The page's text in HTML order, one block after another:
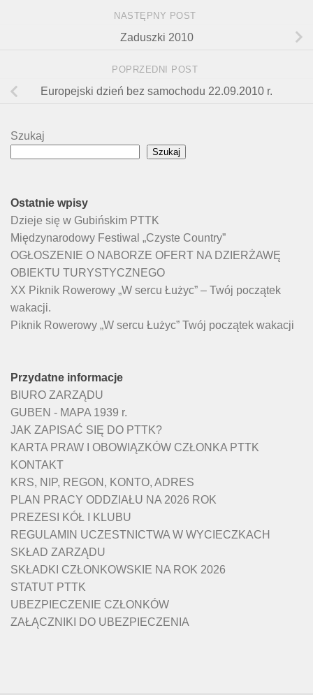
NASTĘPNY POST
Zaduszki 2010
POPRZEDNI POST
Europejski dzień bez samochodu 22.09.2010 r.
Szukaj
Szukaj
Ostatnie wpisy
Dzieje się w Gubińskim PTTK
Międzynarodowy Festiwal „Czyste Country”
OGŁOSZENIE O NABORZE OFERT NA DZIERŻAWĘ
OBIEKTU TURYSTYCZNEGO
XX Piknik Rowerowy „W sercu Łużyc” – Twój początek
wakacji.
Piknik Rowerowy „W sercu Łużyc” Twój początek wakacji
Przydatne informacje
BIURO ZARZĄDU
GUBEN - MAPA 1939 r.
JAK ZAPISAĆ SIĘ DO PTTK?
KARTA PRAW I OBOWIĄZKÓW CZŁONKA PTTK
KONTAKT
KRS, NIP, REGON, KONTO, ADRES
PLAN PRACY ODDZIAŁU NA 2026 ROK
PREZESI KÓŁ I KLUBU
REGULAMIN UCZESTNICTWA W WYCIECZKACH
SKŁAD ZARZĄDU
SKŁADKI CZŁONKOWSKIE NA ROK 2026
STATUT PTTK
UBEZPIECZENIE CZŁONKÓW
ZAŁĄCZNIKI DO UBEZPIECZENIA